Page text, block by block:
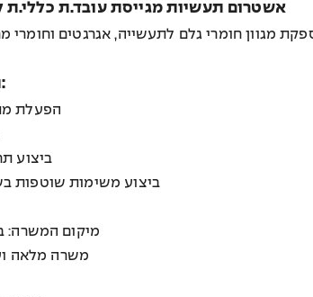
אשטרום תעשיות מגייסת עובד.ת
תחומי אחריות:
- הפעלת
- ביצוע
- ביצוע משימות שוטפות
מיקום המשרה:
משרה מלאה